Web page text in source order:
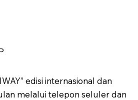
edisi internasional dan
melalui telepon seluler dan